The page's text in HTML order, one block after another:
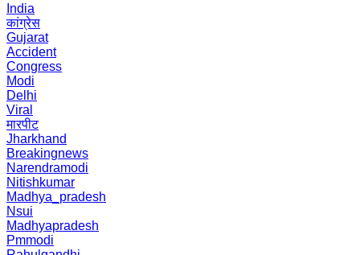
India
कांग्रेस
Gujarat
Accident
Congress
Modi
Delhi
Viral
मारपीट
Jharkhand
Breakingnews
Narendramodi
Nitishkumar
Madhya_pradesh
Nsui
Madhyapradesh
Pmmodi